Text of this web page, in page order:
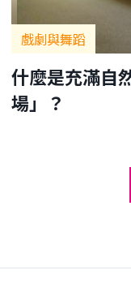
戲劇與舞蹈
什麼是充滿自
場」？